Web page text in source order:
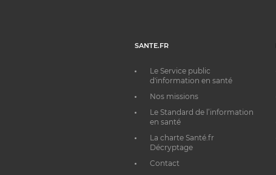
SANTE.FR
Le Service public
d'information en santé
Nos missions
Le Standard de l’information
en santé
La charte Santé.fr
Décryptage
Contact